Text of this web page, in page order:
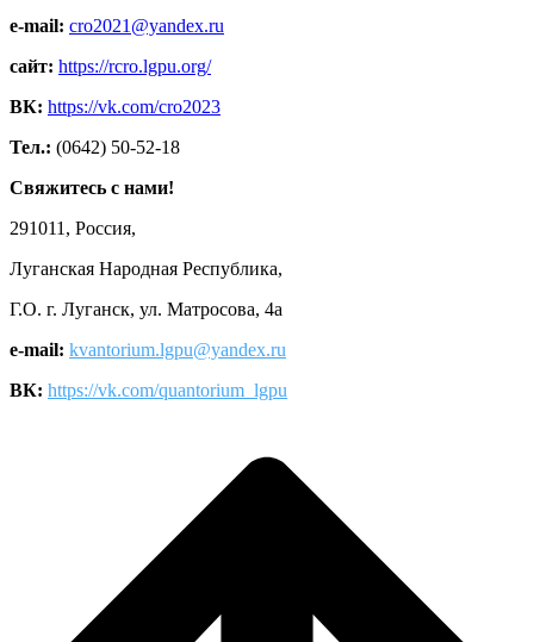
e-mail: cro2021@yandex.ru
сайт: https://rcro.lgpu.org/
ВК: https://vk.com/cro2023
Тел.: (0642) 50-52-18
Свяжитесь с нами!
291011, Россия,
Луганская Народная Республика,
Г.О. г. Луганск, ул. Матросова, 4а
e-mail: kvantorium.lgpu@yandex.ru
ВК: https://vk.com/quantorium_lgpu